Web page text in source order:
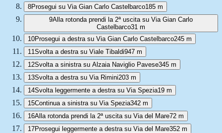
8Prosegui su Via Gian Carlo Castelbarco185 m
9Alla rotonda prendi la 2ª uscita su Via Gian Carlo
Castelbarco31 m
10Prosegui a destra su Via Gian Carlo Castelbarco245 m
11Svolta a destra su Viale Tibaldi947 m
12Svolta a sinistra su Alzaia Naviglio Pavese345 m
13Svolta a destra su Via Rimini203 m
14Svolta leggermente a destra su Via Spezia19 m
15Continua a sinistra su Via Spezia342 m
16Alla rotonda prendi la 2ª uscita su Via del Mare72 m
17Prosegui leggermente a destra su Via del Mare352 m